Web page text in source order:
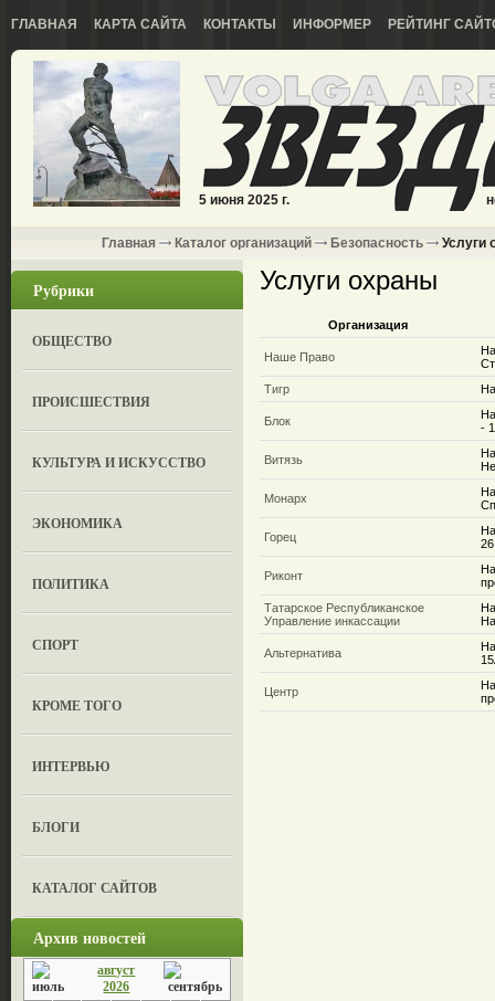
ГЛАВНАЯ КАРТА САЙТА КОНТАКТЫ ИНФОРМЕР РЕЙТИНГ
5 июня 2025 г.
Главная Каталог организаций Безопасность Услуги
Рубрики
ОБЩЕСТВО
ПРОИСШЕСТВИЯ
КУЛЬТУРА И ИСКУССТВО
ЭКОНОМИКА
ПОЛИТИКА
СПОРТ
КРОМЕ ТОГО
ИНТЕРВЬЮ
БЛОГИ
КАТАЛОГ САЙТОВ
Архив новостей
август
2026
Услуги охраны
Организация
Наше Право
Тигр
Блок
-
Витязь
Монарх
Горец
Риконт
Татарское Республиканское
Управление инкассации
Альтернатива
Центр